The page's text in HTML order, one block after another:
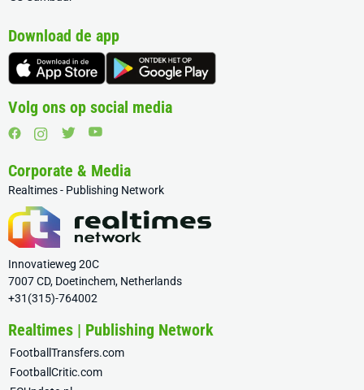
Download de app
Volg ons op social media
Corporate & Media
Realtimes - Publishing Network
Innovatieweg 20C
7007 CD, Doetinchem, Netherlands
+31(315)-764002
Realtimes | Publishing Network
FootballTransfers.com
FootballCritic.com